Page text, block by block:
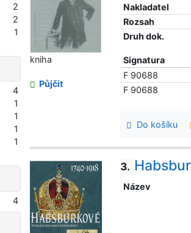
Nakladatel
Rozsah
Druh dok.
Signatura
F 90688
F 90688
Do košíku
kniha
Půjčit
3.
Název
2
2
1
4
1
1
1
1
4